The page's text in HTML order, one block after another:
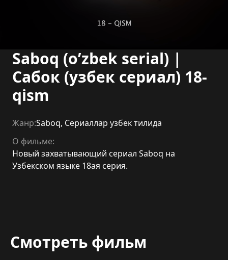
Saboq (o’zbek serial) |
Сабок (узбек сериал) 18-
qism
Жанр:Saboq, Сериаллар узбек тилида
О фильме:
Новый захватывающий сериал Saboq на
Узбекском языке 18ая серия.
Смотреть фильм